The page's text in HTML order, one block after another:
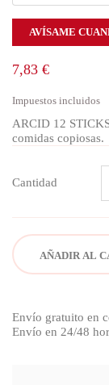
AVÍSAME
7,83 €
Impuestos incluidos
ARCID 12
comidas copiosas.
Cantidad
AÑADIR AL
Envío gratuito en
Envío en 24/48